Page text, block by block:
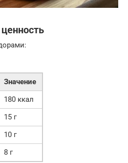
Значение
180 ккал
15 г
10 г
8 г